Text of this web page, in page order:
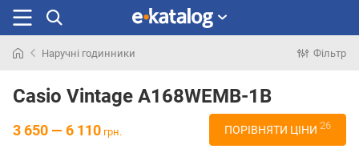
раніше
Наручні годинники Фільтр
Casio Vintage A168WEMB-1B
3 650 — 6 110 грн. ПОРІВНЯТИ ЦІНИ 26